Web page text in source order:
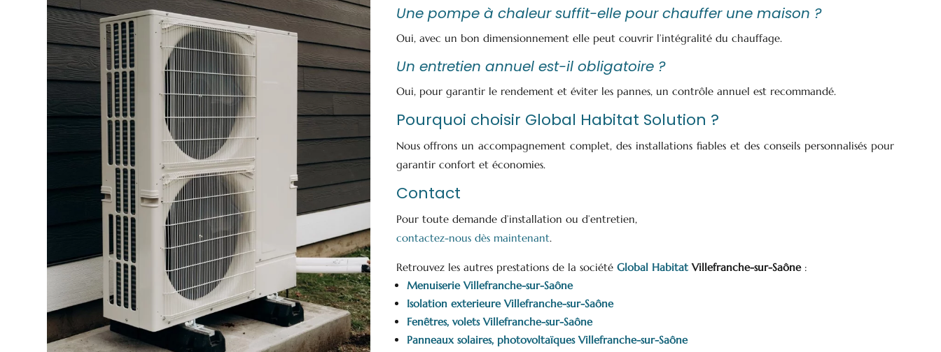
Une pompe à chaleur suffit-elle pour chauffer une maison ?
Oui, avec un bon dimensionnement elle peut couvrir l’intégralité du chauffage.
Un entretien annuel est-il obligatoire ?
Oui, pour garantir le rendement et éviter les pannes, un contrôle annuel est recommandé.
Pourquoi choisir Global Habitat Solution ?
Nous offrons un accompagnement complet, des installations fiables et des conseils personnalisés pour
garantir confort et économies.
Contact
Pour toute demande d’installation ou d’entretien,
contactez-nous dès maintenant.
Retrouvez les autres prestations de la société Global HabitatVillefranche-sur-Saône:
Menuiserie Villefranche-sur-Saône
Isolation exterieure Villefranche-sur-Saône
Fenêtres, volets Villefranche-sur-Saône
Panneaux solaires, photovoltaïques Villefranche-sur-Saône